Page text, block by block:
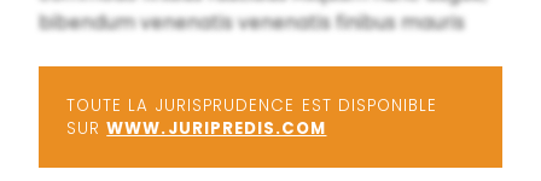
bibendum venenatis venenatis finibus mauris
TOUTE LA JURISPRUDENCE EST DISPONIBLE
SURWWW.JURIPREDIS.COM